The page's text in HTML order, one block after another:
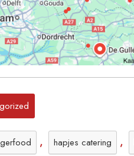
, hapjes catering ,